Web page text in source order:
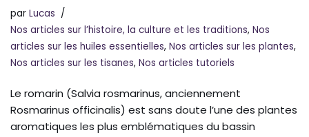
par Lucas
Nos articles sur l’histoire, la culture et les traditions, Nos
articles sur les huiles essentielles, Nos articles sur les plantes,
Nos articles sur les tisanes, Nos articles tutoriels
Le romarin (Salvia rosmarinus, anciennement
Rosmarinus officinalis) est sans doute l’une des plantes
aromatiques les plus emblématiques du bassin